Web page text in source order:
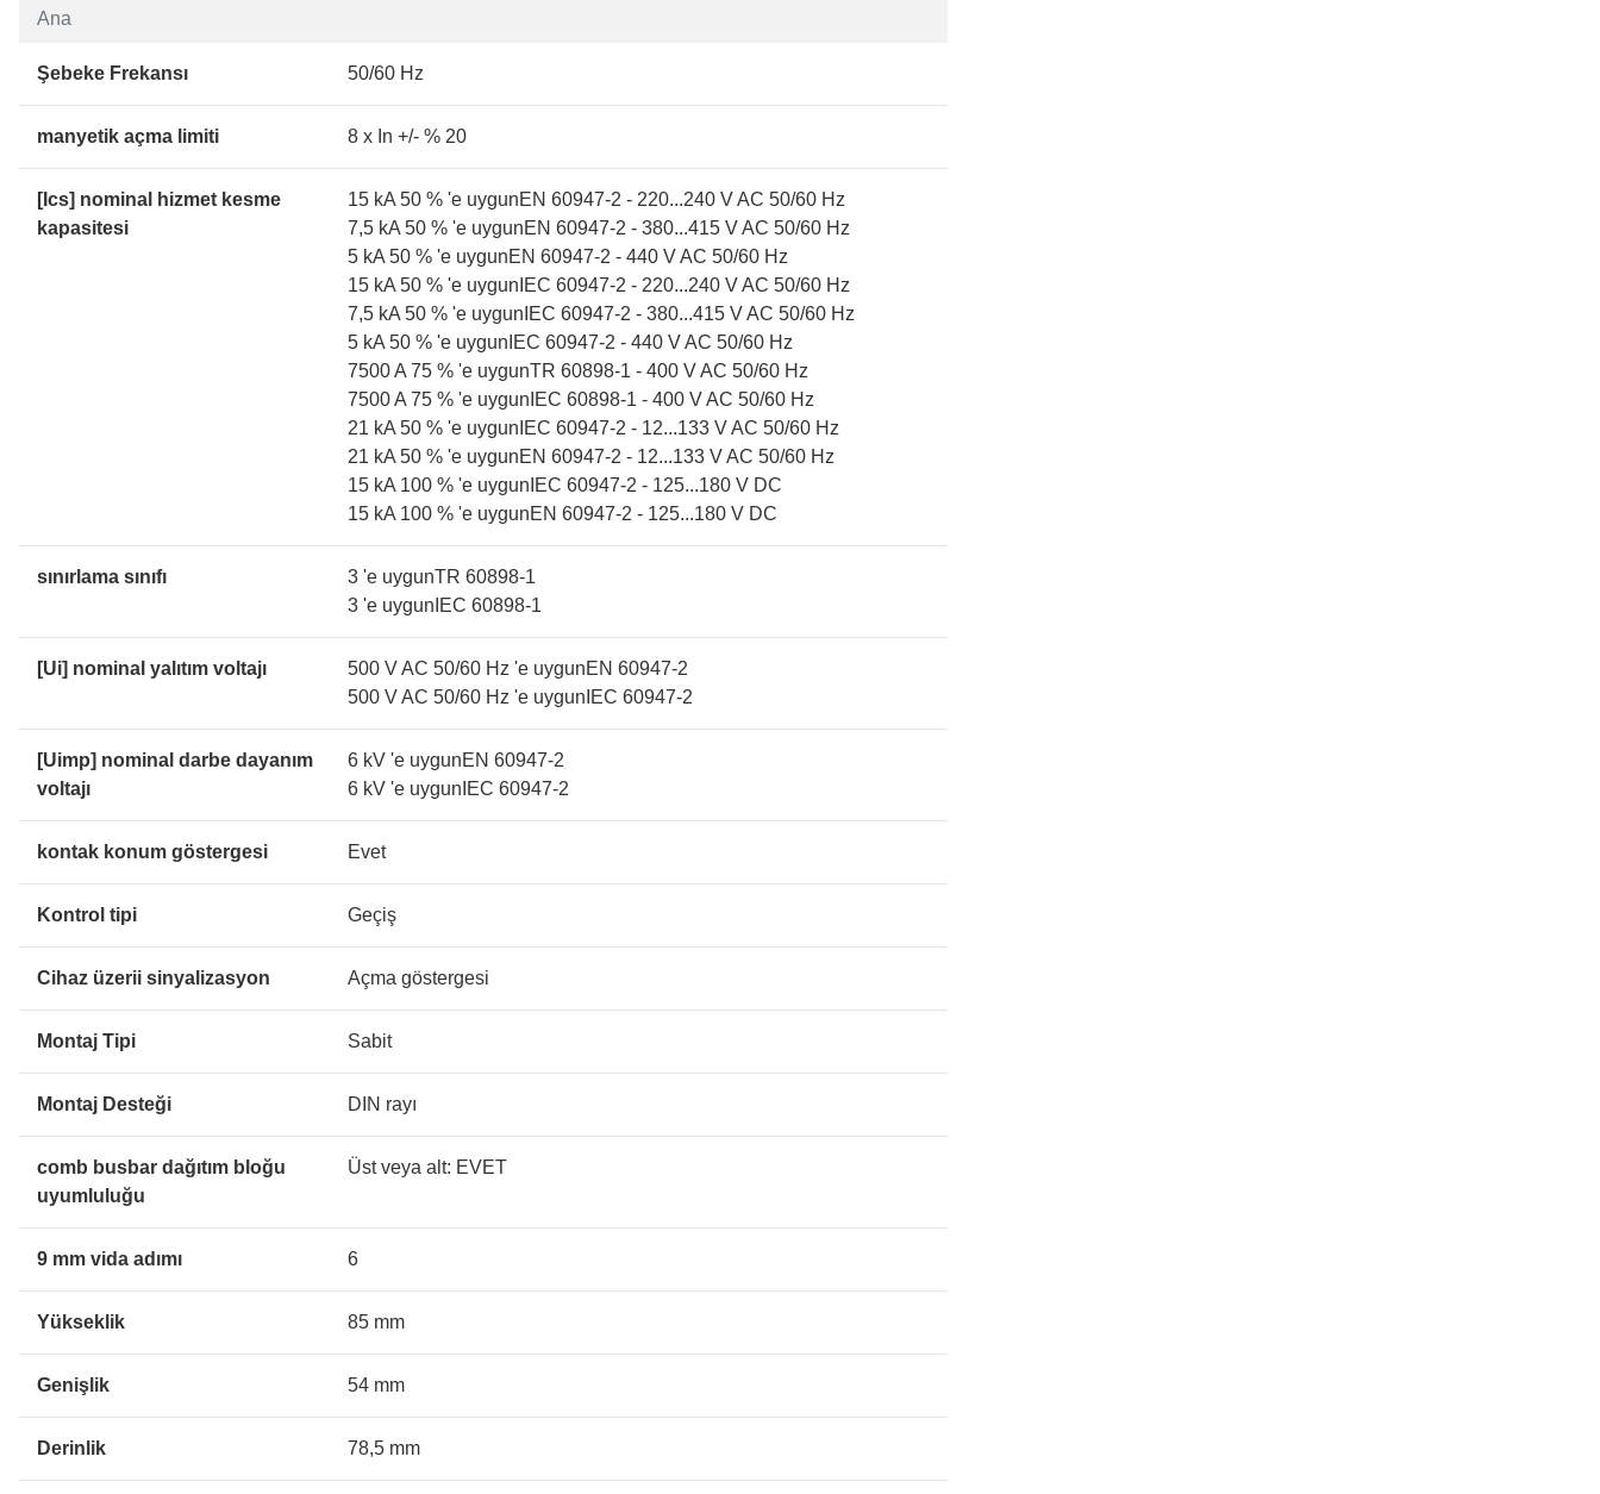
Ana
Şebeke Frekansı 50/60 Hz
manyetik açma limiti 8 x In +/- % 20
[Ics] nominal hizmet kesme
kapasitesi
15 kA 50 % 'e uygunEN 60947-2 - 220...240 V AC 50/60 Hz
7,5 kA 50 % 'e uygunEN 60947-2 - 380...415 V AC 50/60 Hz
5 kA 50 % 'e uygunEN 60947-2 - 440 V AC 50/60 Hz
15 kA 50 % 'e uygunIEC 60947-2 - 220...240 V AC 50/60 Hz
7,5 kA 50 % 'e uygunIEC 60947-2 - 380...415 V AC 50/60 Hz
5 kA 50 % 'e uygunIEC 60947-2 - 440 V AC 50/60 Hz
7500 A 75 % 'e uygunTR 60898-1 - 400 V AC 50/60 Hz
7500 A 75 % 'e uygunIEC 60898-1 - 400 V AC 50/60 Hz
21 kA 50 % 'e uygunIEC 60947-2 - 12...133 V AC 50/60 Hz
21 kA 50 % 'e uygunEN 60947-2 - 12...133 V AC 50/60 Hz
15 kA 100 % 'e uygunIEC 60947-2 - 125...180 V DC
15 kA 100 % 'e uygunEN 60947-2 - 125...180 V DC
sınırlama sınıfı
3 'e uygunTR 60898-1
3 'e uygunIEC 60898-1
[Ui] nominal yalıtım voltajı
500 V AC 50/60 Hz 'e uygunEN 60947-2
500 V AC 50/60 Hz 'e uygunIEC 60947-2
[Uimp] nominal darbe dayanım
voltajı
6 kV 'e uygunEN 60947-2
6 kV 'e uygunIEC 60947-2
kontak konum göstergesi Evet
Kontrol tipi Geçiş
Cihaz üzerii sinyalizasyon Açma göstergesi
Montaj Tipi Sabit
Montaj Desteği DIN rayı
comb busbar dağıtım bloğu
uyumluluğu
Üst veya alt: EVET
9 mm vida adımı 6
Yükseklik 85 mm
Genişlik 54 mm
Derinlik 78,5 mm